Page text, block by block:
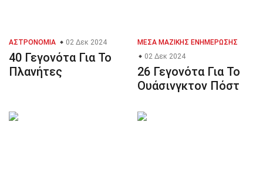
ΑΣΤΡΟΝΟΜΊΑ 02 Δεκ 2024
40 Γεγονότα Για Το
Πλανήτες
ΜΈΣΑ ΜΑΖΙΚΉΣ ΕΝΗΜΈΡΩΣΗΣ
02 Δεκ 2024
26 Γεγονότα Για Το
Ουάσινγκτον Πόστ